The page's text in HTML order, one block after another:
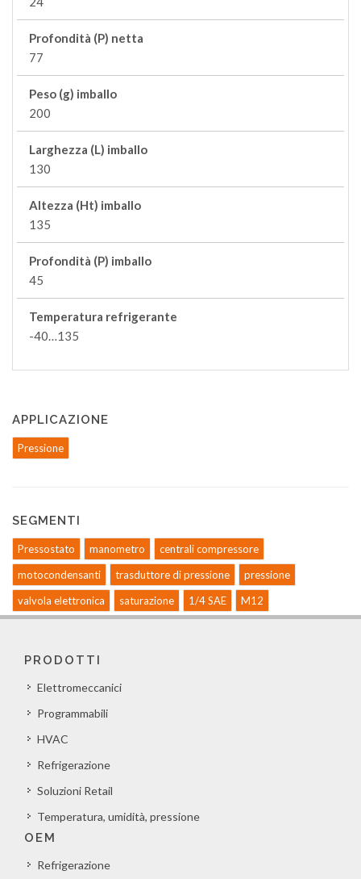
Profondità (P) netta
77
Peso (g) imballo
200
Larghezza (L) imballo
130
Altezza (Ht) imballo
135
Profondità (P) imballo
45
Temperatura refrigerante
-40…135
APPLICAZIONE
Pressione
SEGMENTI
Pressostato manometro
centrali compressore
motocondensanti
trasduttore di pressione
pressione
valvola elettronica
saturazione 1/4 SAE M12
PRODOTTI
Elettromeccanici
Programmabili
HVAC
Refrigerazione
Soluzioni Retail
Temperatura, umidità, pressione
OEM
Refrigerazione